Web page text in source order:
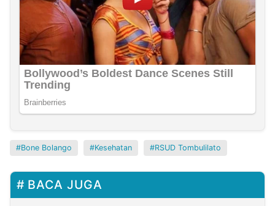
Bone Bolango Kesehatan RSUD Tombulilato
BACA JUGA